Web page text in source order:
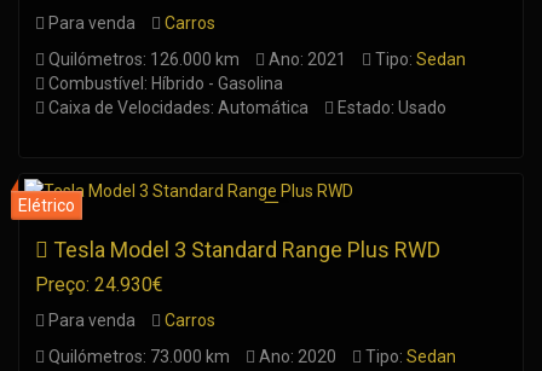
Para venda
Carros
Quilómetros: 126.000 km
Ano: 2021 Tipo: Sedan
Combustível: Híbrido - Gasolina
Caixa de Velocidades: Automática
Estado: Usado
Tesla Model 3 Standard Range Plus RWD
Preço: 24.930€
Para venda
Carros
Quilómetros: 73.000 km
Ano: 2020 Tipo: Sedan